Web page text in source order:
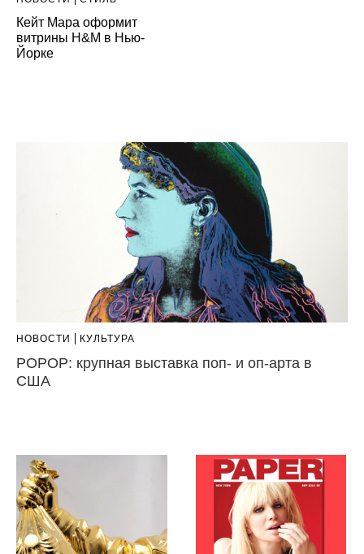
Кейт Мара оформит
витрины H&M в Нью-
Йорке
НОВОСТИ КУЛЬТУРА
POPOP: крупная выставка поп- и оп-арта в
США